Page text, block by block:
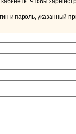
переписку вы сможете внутри портала в
и пароль, указанный